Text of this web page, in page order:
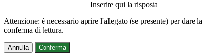
Inserire qui la risposta
Attenzione: è necessario aprire l'allegato (se presente) per dare la
conferma di lettura.
Annulla Conferma